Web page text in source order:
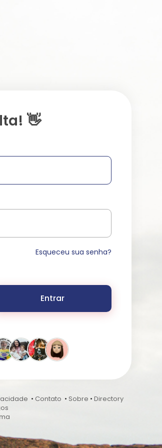
👋
Esqueceu sua senha?
Entrar
• Contato • Sobre • Directory